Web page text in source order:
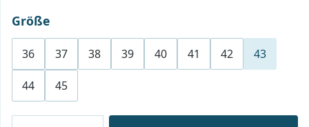
Größeauswählen
36 37 38 39 40 41 42 43
44 45